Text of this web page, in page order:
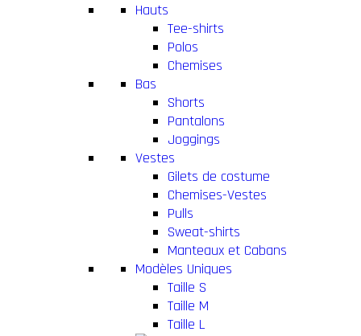
Hauts
Tee-shirts
Polos
Chemises
Bas
Shorts
Pantalons
Joggings
Vestes
Gilets de costume
Chemises-Vestes
Pulls
Sweat-shirts
Manteaux et Cabans
Modèles Uniques
Taille S
Taille M
Taille L